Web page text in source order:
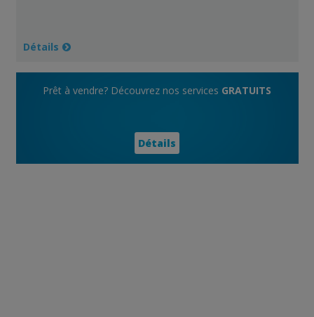
Détails
Prêt à vendre? Découvrez nos services GRATUITS
Détails